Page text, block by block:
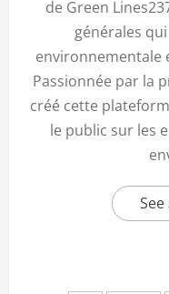
de Green
générales
environnementale
Passionnée par la
créé cette
le public sur les